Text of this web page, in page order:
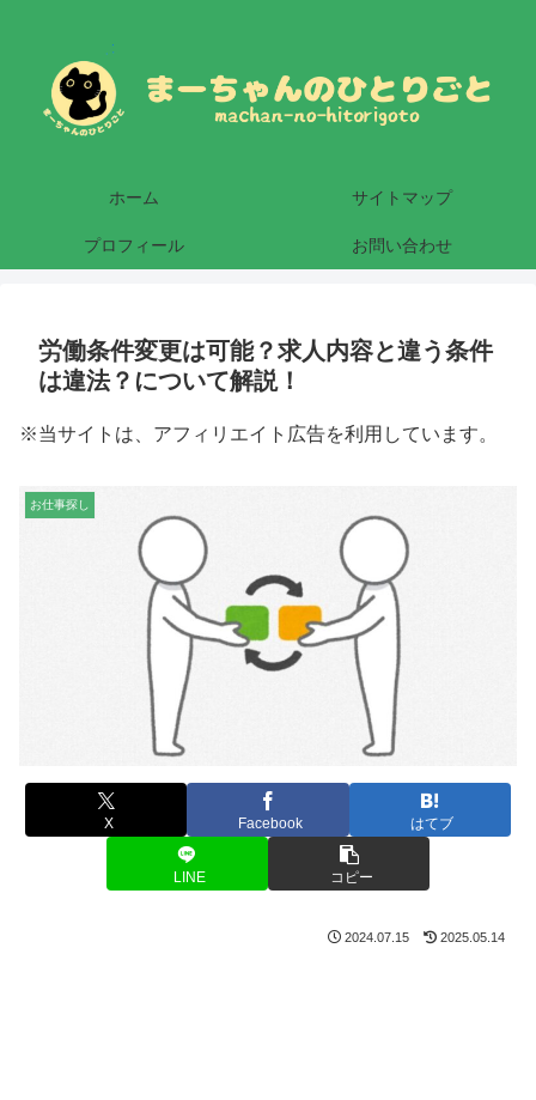
ホーム サイトマップ
プロフィール お問い合わせ
労働条件変更は可能？求人内容と違う条件
は違法？について解説！
※当サイトは、アフィリエイト広告を利用しています。
お仕事探し
X Facebook はてブ
LINE コピー
2024.07.15 2025.05.14